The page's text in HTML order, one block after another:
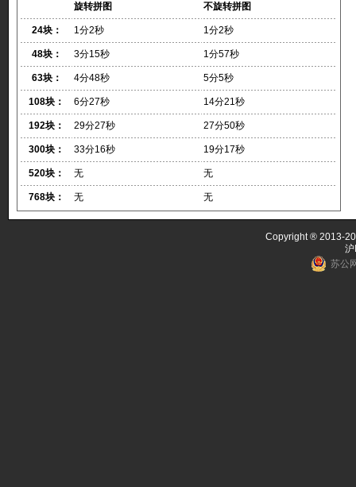
旋转拼图
不旋转拼图
24块： 1分2秒 1分2秒
48块： 3分15秒 1分57秒
63块： 4分48秒 5分5秒
108块： 6分27秒 14分21秒
192块： 29分27秒 27分50秒
300块： 33分16秒 19分17秒
520块： 无 无
768块： 无 无
Copyright ® 2013-
苏公